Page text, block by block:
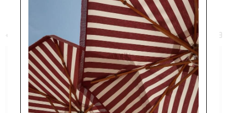
ABBIGLIAMENTO ACCESSORI BORSE SCARPE
+ FILTER